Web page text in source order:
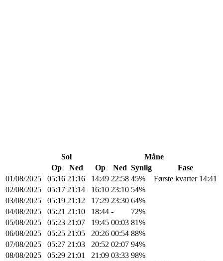
Sol
Måne
Op
Ned Op Ned Synlig
Fase
01/08/2025
05:16 21:16 14:49 22:58 45%
Første kvarter 14:41
02/08/2025
05:17 21:14 16:10 23:10 54%
03/08/2025
05:19 21:12 17:29 23:30 64%
04/08/2025
05:21 21:10 18:44 -
72%
05/08/2025
05:23 21:07 19:45 00:03 81%
06/08/2025
05:25 21:05 20:26 00:54 88%
07/08/2025
05:27 21:03 20:52 02:07 94%
08/08/2025
05:29 21:01 21:09 03:33 98%